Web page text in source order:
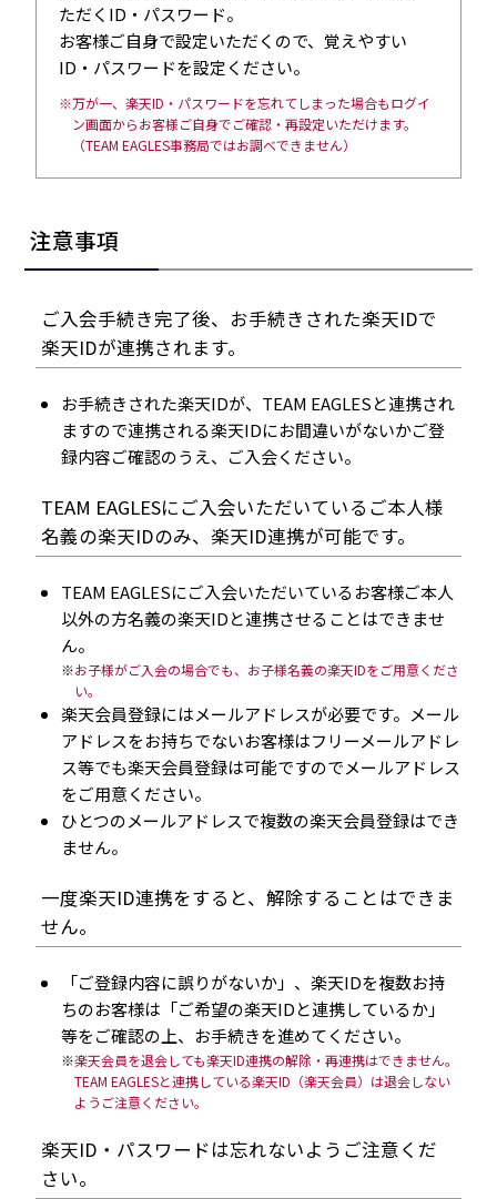
ただくID・パスワード。
お客様ご自身で設定いただくので、覚えやすい
ID・パスワードを設定ください。
万が一、楽天ID・パスワードを忘れてしまった場合もログイ
ン画面からお客様ご自身でご確認・再設定いただけます。
（TEAM EAGLES事務局ではお調べできません）
注意事項
ご入会手続き完了後、お手続きされた楽天IDで
楽天IDが連携されます。
お手続きされた楽天IDが、TEAM EAGLESと連携され
ますので連携される楽天IDにお間違いがないかご登
録内容ご確認のうえ、ご入会ください。
TEAM EAGLESにご入会いただいているご本人様
名義の楽天IDのみ、楽天ID連携が可能です。
TEAM EAGLESにご入会いただいているお客様ご本人
以外の方名義の楽天IDと連携させることはできませ
ん。
お子様がご入会の場合でも、お子様名義の楽天IDをご用意くださ
い。
楽天会員登録にはメールアドレスが必要です。メール
アドレスをお持ちでないお客様はフリーメールアドレ
ス等でも楽天会員登録は可能ですのでメールアドレス
をご用意ください。
ひとつのメールアドレスで複数の楽天会員登録はでき
ません。
一度楽天ID連携をすると、解除することはできま
せん。
「ご登録内容に誤りがないか」、楽天IDを複数お持
ちのお客様は「ご希望の楽天IDと連携しているか」
等をご確認の上、お手続きを進めてください。
楽天会員を退会しても楽天ID連携の解除・再連携はできません。
TEAM EAGLESと連携している楽天ID（楽天会員）は退会しない
ようご注意ください。
楽天ID・パスワードは忘れないようご注意くだ
さい。